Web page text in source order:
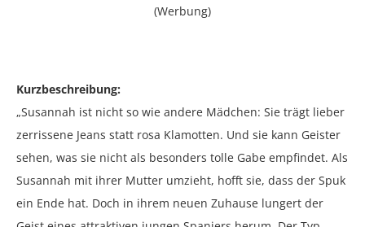
(Werbung)
Kurzbeschreibung:
„Susannah ist nicht so wie andere Mädchen: Sie trägt lieber
zerrissene Jeans statt rosa Klamotten. Und sie kann Geister
sehen, was sie nicht als besonders tolle Gabe empfindet. Als
Susannah mit ihrer Mutter umzieht, hofft sie, dass der Spuk
ein Ende hat. Doch in ihrem neuen Zuhause lungert der